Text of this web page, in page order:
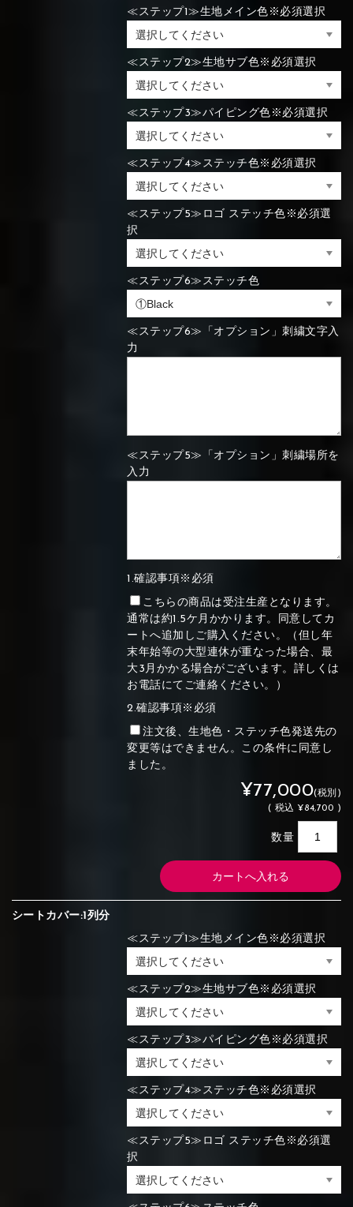
⑭Caramel ⑮Wine red
⑭Caramel ⑮Wine red
⑪Black
⑭Caramel
⑪Blue ⑫Aqua blue
⑭Pink ⑮Rose pink
⑰Silver
⑪Blue ⑫Aqua blue
⑭Pink ⑮Rose pink
⑰Silver
≪ステップ1≫生地メイン色※必須選択
≪ステップ2≫生地サブ色※必須選択
≪ステップ3≫パイピング色※必須選択
≪ステップ4≫ステッチ色※必須選択
≪ステップ5≫ロゴ ステッチ色※必須選
択
≪ステップ6≫ステッチ色
≪ステップ6≫「オプション」刺繍文字入
力
≪ステップ5≫「オプション」刺繍場所を
入力
1.確認事項※必須
こちらの商品は受注生産となります。
通常は約1.5ケ月かかります。同意してカ
ートへ追加しご購入ください。（但し年
末年始等の大型連休が重なった場合、最
大3月かかる場合がございます。詳しくは
お電話にてご連絡ください。）
2.確認事項※必須
注文後、生地色・ステッチ色発送先の
変更等はできません。この条件に同意し
ました。
¥77,000(税別)
( 税込 ¥84,700 )
数量
シートカバー:1列分
≪ステップ1≫生地メイン色※必須選択
≪ステップ2≫生地サブ色※必須選択
≪ステップ3≫パイピング色※必須選択
≪ステップ4≫ステッチ色※必須選択
≪ステップ5≫ロゴ ステッチ色※必須選
択